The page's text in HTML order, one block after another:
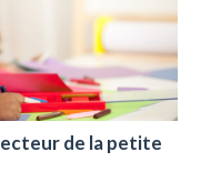
de la petite